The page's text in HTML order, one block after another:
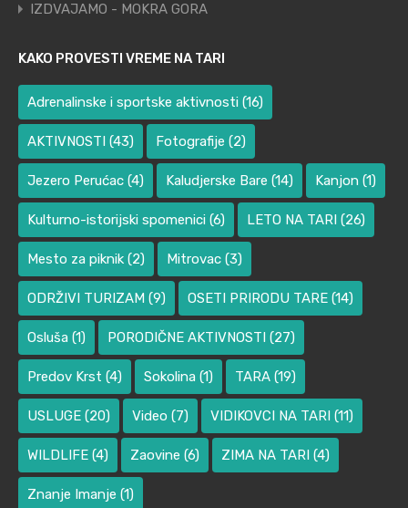
IZDVAJAMO - MOKRA GORA
KAKO PROVESTI VREME NA TARI
Adrenalinske i sportske aktivnosti (16)
AKTIVNOSTI (43) Fotografije (2)
Jezero Perućac (4) Kaludjerske Bare (14) Kanjon (1)
Kulturno-istorijski spomenici (6) LETO NA TARI (26)
Mesto za piknik (2) Mitrovac (3)
ODRŽIVI TURIZAM (9) OSETI PRIRODU TARE (14)
Osluša (1) PORODIČNE AKTIVNOSTI (27)
Predov Krst (4) Sokolina (1) TARA (19)
USLUGE (20) Video (7) VIDIKOVCI NA TARI (11)
WILDLIFE (4) Zaovine (6) ZIMA NA TARI (4)
Znanje Imanje (1)